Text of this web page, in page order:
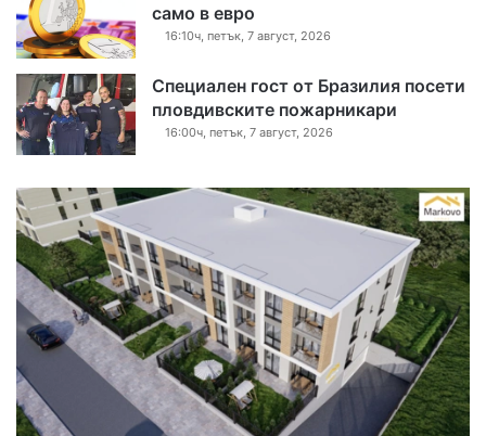
само в евро
16:10ч, петък, 7 август, 2026
Специален гост от Бразилия посети
пловдивските пожарникари
16:00ч, петък, 7 август, 2026